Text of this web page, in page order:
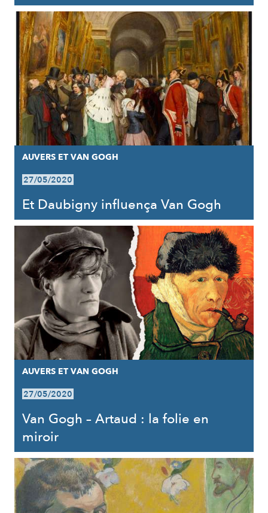
AUVERS ET VAN GOGH
27/05/2020
Et Daubigny influença Van Gogh
AUVERS ET VAN GOGH
27/05/2020
Van Gogh – Artaud : la folie en
miroir